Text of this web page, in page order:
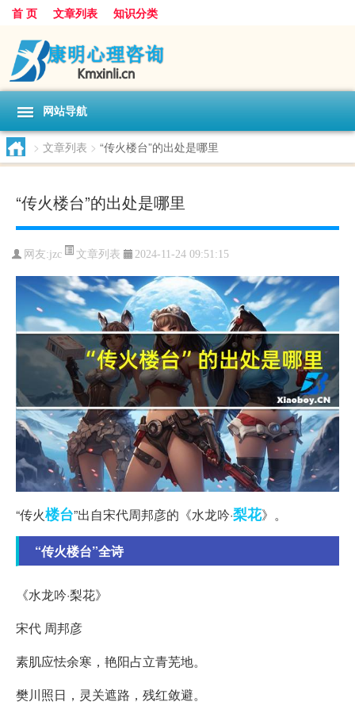
首 页 文章列表 知识分类
网站导航
> 文章列表 > “传火楼台”的出处是哪里
“传火楼台”的出处是哪里
网友:jzc 文章列表 2024-11-24 09:51:15
“传火楼台”出自宋代周邦彦的《水龙吟·梨花》。
“传火楼台”全诗
《水龙吟·梨花》
宋代 周邦彦
素肌应怯余寒，艳阳占立青芜地。
樊川照日，灵关遮路，残红敛避。